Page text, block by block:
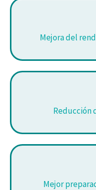
Mejora del
Reducción
Mejor